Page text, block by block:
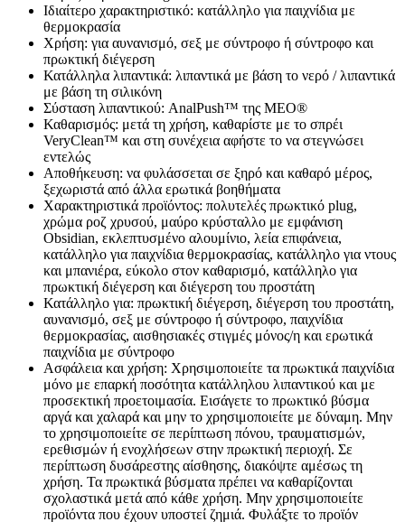
Ιδιαίτερο χαρακτηριστικό: κατάλληλο για παιχνίδια με
θερμοκρασία
Χρήση: για αυνανισμό, σεξ με σύντροφο ή σύντροφο και
πρωκτική διέγερση
Κατάλληλα λιπαντικά: λιπαντικά με βάση το νερό / λιπαντικά
με βάση τη σιλικόνη
Σύσταση λιπαντικού: AnalPush™ της MEO®
Καθαρισμός: μετά τη χρήση, καθαρίστε με το σπρέι
VeryClean™ και στη συνέχεια αφήστε το να στεγνώσει
εντελώς
Αποθήκευση: να φυλάσσεται σε ξηρό και καθαρό μέρος,
ξεχωριστά από άλλα ερωτικά βοηθήματα
Χαρακτηριστικά προϊόντος: πολυτελές πρωκτικό plug,
χρώμα ροζ χρυσού, μαύρο κρύσταλλο με εμφάνιση
Obsidian, εκλεπτυσμένο αλουμίνιο, λεία επιφάνεια,
κατάλληλο για παιχνίδια θερμοκρασίας, κατάλληλο για ντους
και μπανιέρα, εύκολο στον καθαρισμό, κατάλληλο για
πρωκτική διέγερση και διέγερση του προστάτη
Κατάλληλο για: πρωκτική διέγερση, διέγερση του προστάτη,
αυνανισμό, σεξ με σύντροφο ή σύντροφο, παιχνίδια
θερμοκρασίας, αισθησιακές στιγμές μόνος/η και ερωτικά
παιχνίδια με σύντροφο
Ασφάλεια και χρήση: Χρησιμοποιείτε τα πρωκτικά παιχνίδια
μόνο με επαρκή ποσότητα κατάλληλου λιπαντικού και με
προσεκτική προετοιμασία. Εισάγετε το πρωκτικό βύσμα
αργά και χαλαρά και μην το χρησιμοποιείτε με δύναμη. Μην
το χρησιμοποιείτε σε περίπτωση πόνου, τραυματισμών,
ερεθισμών ή ενοχλήσεων στην πρωκτική περιοχή. Σε
περίπτωση δυσάρεστης αίσθησης, διακόψτε αμέσως τη
χρήση. Τα πρωκτικά βύσματα πρέπει να καθαρίζονται
σχολαστικά μετά από κάθε χρήση. Μην χρησιμοποιείτε
προϊόντα που έχουν υποστεί ζημιά. Φυλάξτε το προϊόν